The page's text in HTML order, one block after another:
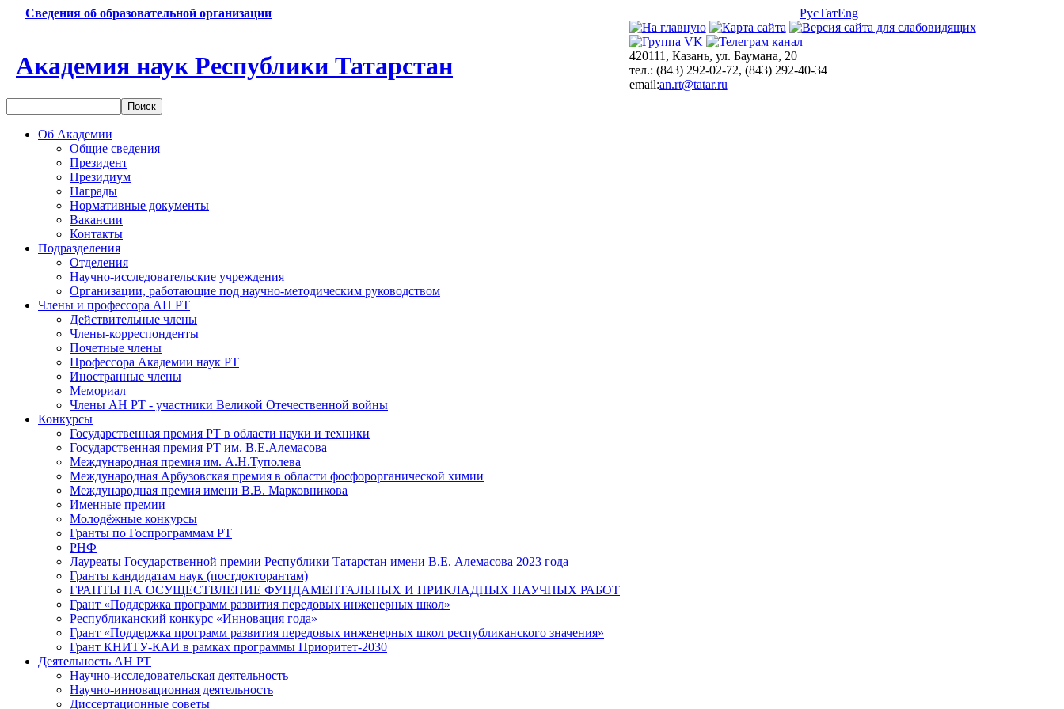
Сведения об образовательной организации РусТатEng
Академия наук Республики Татарстан
420111, Казань, ул. Баумана, 20
тел.: (843) 292-02-72, (843) 292-40-34
email:an.rt@tatar.ru
Об Академии
Общие сведения
Президент
Президиум
Награды
Нормативные документы
Вакансии
Контакты
Подразделения
Отделения
Научно-исследовательские учреждения
Организации, работающие под научно-методическим руководством
Члены и профессора АН РТ
Действительные члены
Члены-корреспонденты
Почетные члены
Профессора Академии наук РТ
Иностранные члены
Мемориал
Члены АН РТ - участники Великой Отечественной войны
Конкурсы
Государственная премия РТ в области науки и техники
Государственная премия РТ им. В.Е.Алемасова
Международная премия им. А.Н.Туполева
Международная Арбузовская премия в области фосфорорганической химии
Международная премия имени В.В. Марковникова
Именные премии
Молодёжные конкурсы
Гранты по Госпрограммам РТ
РНФ
Лауреаты Государственной премии Республики Татарстан имени В.Е. Алемасова 2023 года
Гранты кандидатам наук (постдокторантам)
ГРАНТЫ НА ОСУЩЕСТВЛЕНИЕ ФУНДАМЕНТАЛЬНЫХ И ПРИКЛАДНЫХ НАУЧНЫХ РАБОТ
Грант «Поддержка программ развития передовых инженерных школ»
Республиканский конкурс «Инновация года»
Грант «Поддержка программ развития передовых инженерных школ республиканского значения»
Грант КНИТУ-КАИ в рамках программы Приоритет-2030
Деятельность АН РТ
Научно-исследовательская деятельность
Научно-инновационная деятельность
Диссертационные советы